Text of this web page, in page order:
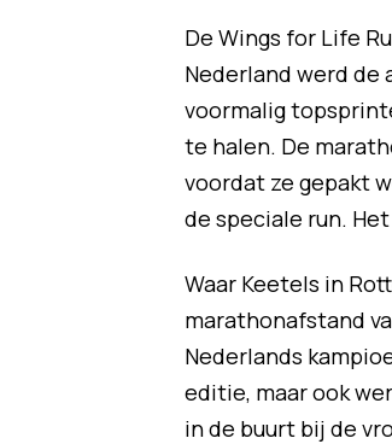
De Wings for Life
Nederland werd de
voormalig
te halen. De
voordat ze gepakt
de speciale run.
Waar Keetels in
marathonafstand
Nederlands
editie, maar ook
in de buurt bij de